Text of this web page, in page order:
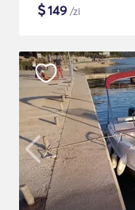
$149 /zi